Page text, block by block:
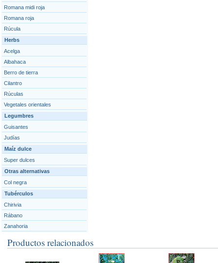
Romana midi roja
Romana roja
Rúcula
Herbs
Acelga
Albahaca
Berro de tierra
Cilantro
Rúculas
Vegetales orientales
Legumbres
Guisantes
Judías
Maíz dulce
Super dulces
Otras alternativas
Col negra
Tubérculos
Chirivia
Rábano
Zanahoria
Productos relacionados